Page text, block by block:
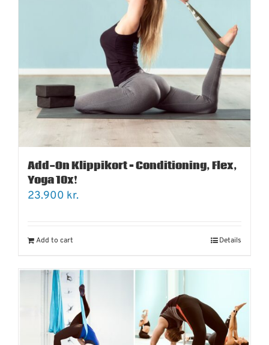
Add-On Klippikort – Conditioning, Flex,
Yoga 10x!
23.900 kr.
Add to cart Details